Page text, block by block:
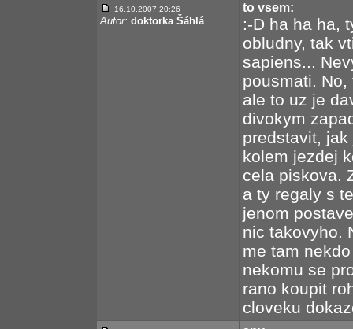
16.10.2007 20:26
Autor: doktorka Šáhlá
to vsem:
:-D ha ha ha,
obludny, tak
sapiens...
pousmati.
ale to uz je
divokym
predstavit,
kolem jezdej
cela piskova.
a ty regaly s
jenom
nic takovyho.
me tam
nekomu se
rano koupit
cloveku